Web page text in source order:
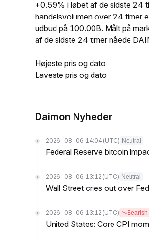
+0.59% i løbet af de sidste 24
handelsvolumen over 24 timer
udbud på 100.00B. Målt på
af de sidste 24 timer nåede
Højeste pris og dato
Laveste pris og dato
Daimon Nyheder
2026-08-06 14:04 (UTC) Neutral
Federal Reserve bitcoin
2026-08-06 13:12 (UTC) Neutral
Wall Street cries out over
2026-08-06 13:12 (UTC) Bearish
United States: Core CPI